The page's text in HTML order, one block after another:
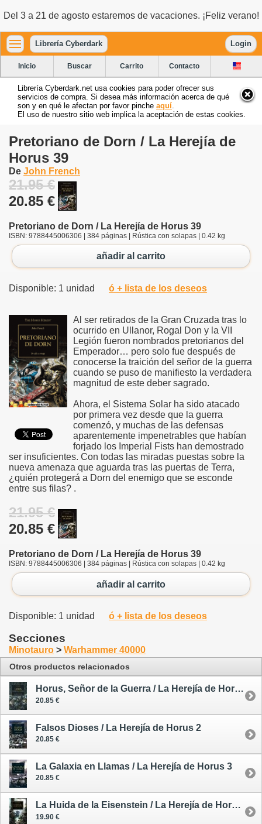
Del 3 a 21 de agosto estaremos de vacaciones. ¡Feliz verano!
Librería Cyberdark Login
Inicio Buscar Carrito Contacto
Librería Cyberdark.net usa cookies para poder ofrecer sus
servicios de compra. Si desea más información acerca de qué
son y en qué le afectan por favor pinche aquí
El uso de nuestro sitio web implica la aceptación de estas cookies.
Pretoriano de Dorn / La Herejía de
Horus 39
De John French
21.95 €
20.85 €
Pretoriano de Dorn / La Herejía de Horus 39
ISBN: 9788445006306 | 384 páginas | Rústica con solapas | 0.42 kg
añadir al carrito
Disponible: 1 unidad ó + lista de los deseos
Al ser retirados de la Gran Cruzada tras lo
ocurrido en Ullanor, Rogal Don y la VII
Legión fueron nombrados pretorianos del
Emperador… pero solo fue después de
conocerse la traición del señor de la guerra
cuando se puso de manifiesto la verdadera
magnitud de este deber sagrado.
Ahora, el Sistema Solar ha sido atacado
por primera vez desde que la guerra
comenzó, y muchas de las defensas
aparentemente impenetrables que habían
forjado los Imperial Fists han demostrado
ser insuficientes. Con todas las miradas puestas sobre la
nueva amenaza que aguarda tras las puertas de Terra,
¿quién protegerá a Dorn del enemigo que se esconde
entre sus filas? .
21.95 €
20.85 €
Pretoriano de Dorn / La Herejía de Horus 39
ISBN: 9788445006306 | 384 páginas | Rústica con solapas | 0.42 kg
añadir al carrito
Disponible: 1 unidad ó + lista de los deseos
Secciones
Minotauro > Warhammer 40000
Otros productos relacionados
Horus, Señor de la Guerra / La Herejía de Horus 1
20.85 €
Falsos Dioses / La Herejía de Horus 2
20.85 €
La Galaxia en Llamas / La Herejía de Horus 3
20.85 €
La Huida de la Eisenstein / La Herejía de Horus 4
19.90 €